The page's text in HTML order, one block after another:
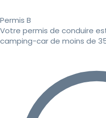
Permis B
Votre permis de conduire
camping-car de moins de